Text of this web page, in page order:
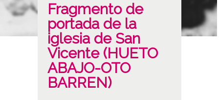
Fragmento de
portada de la
iglesia de San
Vicente (HUETO
ABAJO-OTO
BARREN)